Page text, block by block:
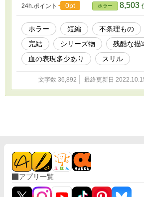
24h.ポイント 0pt ホラー 8,503
ホラー 短編 不条理もの
完結
シリーズ物
残酷な描
血の表現多少あり
スリル
文字数 36,892 最終更新日
アプリ一覧